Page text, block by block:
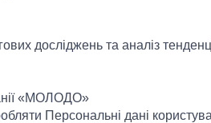
досліджень та аналіз
«МОЛОДО»
Персональні дані